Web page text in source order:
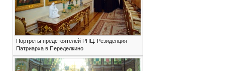
Портреты предстоятелей РПЦ. Резиденция
Патриарха в Переделкино